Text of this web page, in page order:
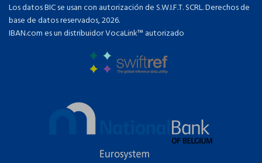
Los datos BIC se usan con autorización de S.W.I.F.T. SCRL. Derechos de
base de datos reservados, 2026.
IBAN.com es un distribuidor VocaLink™ autorizado